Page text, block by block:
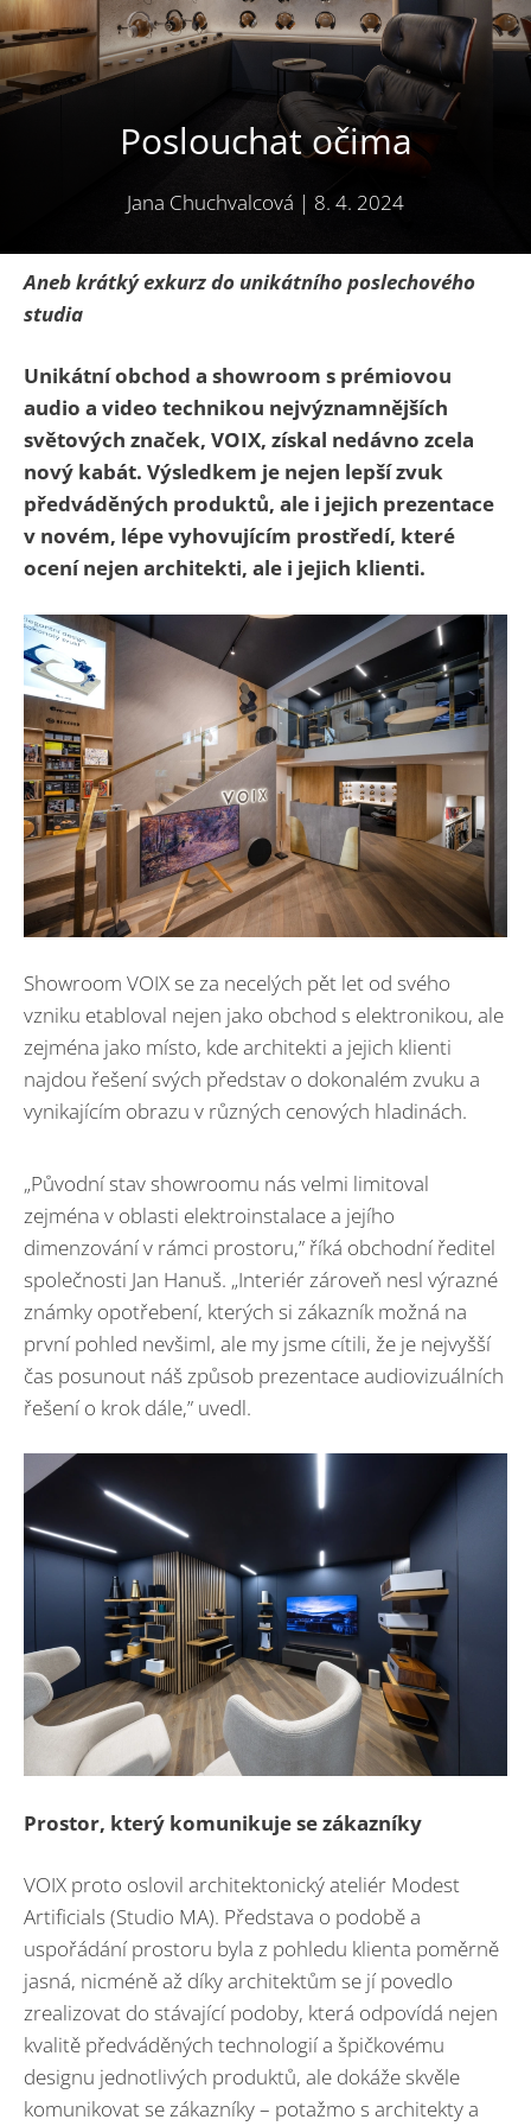
Poslouchat očima
Jana Chuchvalcová | 8. 4. 2024
Aneb krátký exkurz do unikátního poslechového
studia
Unikátní obchod a showroom s prémiovou
audio a video technikou nejvýznamnějších
světových značek, VOIX, získal nedávno zcela
nový kabát. Výsledkem je nejen lepší zvuk
předváděných produktů, ale i jejich prezentace
v novém, lépe vyhovujícím prostředí, které
ocení nejen architekti, ale i jejich klienti.
Showroom VOIX se za necelých pět let od svého
vzniku etabloval nejen jako obchod s elektronikou, ale
zejména jako místo, kde architekti a jejich klienti
najdou řešení svých představ o dokonalém zvuku a
vynikajícím obrazu v různých cenových hladinách.
„Původní stav showroomu nás velmi limitoval
zejména v oblasti elektroinstalace a jejího
dimenzování v rámci prostoru,” říká obchodní ředitel
společnosti Jan Hanuš. „Interiér zároveň nesl výrazné
známky opotřebení, kterých si zákazník možná na
první pohled nevšiml, ale my jsme cítili, že je nejvyšší
čas posunout náš způsob prezentace audiovizuálních
řešení o krok dále,” uvedl.
Prostor, který komunikuje se zákazníky
VOIX proto oslovil architektonický ateliér Modest
Artificials (Studio MA). Představa o podobě a
uspořádání prostoru byla z pohledu klienta poměrně
jasná, nicméně až díky architektům se jí povedlo
zrealizovat do stávající podoby, která odpovídá nejen
kvalitě předváděných technologií a špičkovému
designu jednotlivých produktů, ale dokáže skvěle
komunikovat se zákazníky – potažmo s architekty a